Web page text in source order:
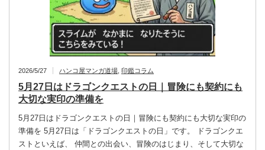
2026/5/27 ハンコ屋マンガ道場 印鑑コラム
5月27日はドラゴンクエストの日｜冒険にも契約にも
大切な実印の準備を
5月27日はドラゴンクエストの日｜冒険にも契約にも大切な実印の
準備を 5月27日は「ドラゴンクエストの日」です。 ドラゴンクエ
ストといえば、 仲間との出会い、冒険のはじまり、そして大切な